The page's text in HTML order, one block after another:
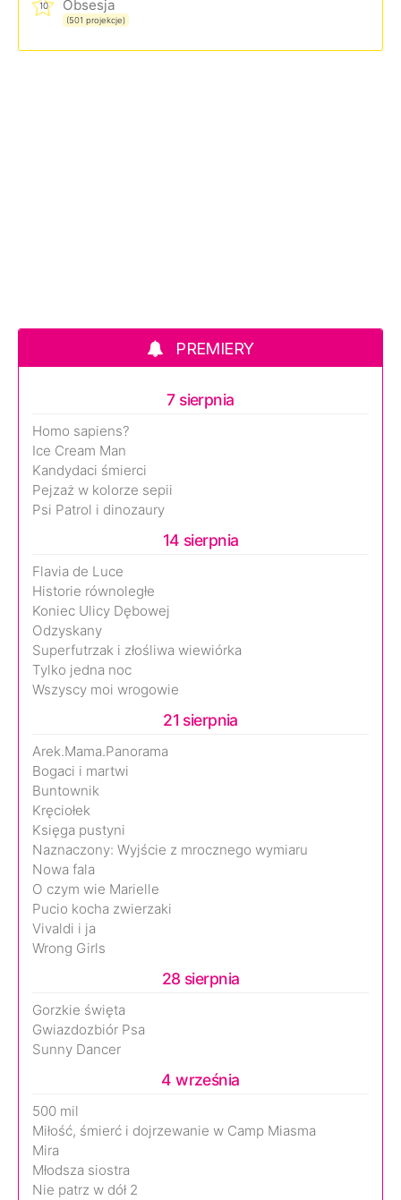
10 Obsesja
(501 projekcje)
PREMIERY
7 sierpnia
Homo sapiens?
Ice Cream Man
Kandydaci śmierci
Pejzaż w kolorze sepii
Psi Patrol i dinozaury
14 sierpnia
Flavia de Luce
Historie równoległe
Koniec Ulicy Dębowej
Odzyskany
Superfutrzak i złośliwa wiewiórka
Tylko jedna noc
Wszyscy moi wrogowie
21 sierpnia
Arek.Mama.Panorama
Bogaci i martwi
Buntownik
Kręciołek
Księga pustyni
Naznaczony: Wyjście z mrocznego wymiaru
Nowa fala
O czym wie Marielle
Pucio kocha zwierzaki
Vivaldi i ja
Wrong Girls
28 sierpnia
Gorzkie święta
Gwiazdozbiór Psa
Sunny Dancer
4 września
500 mil
Miłość, śmierć i dojrzewanie w Camp Miasma
Mira
Młodsza siostra
Nie patrz w dół 2